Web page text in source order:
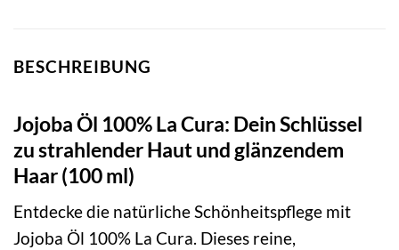
BESCHREIBUNG
Jojoba Öl 100% La Cura: Dein Schlüssel
zu strahlender Haut und glänzendem
Haar (100 ml)
Entdecke die natürliche Schönheitspflege mit
Jojoba Öl 100% La Cura. Dieses reine,